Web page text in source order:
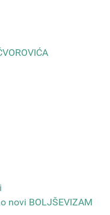
novi BOLJŠEVIZAM